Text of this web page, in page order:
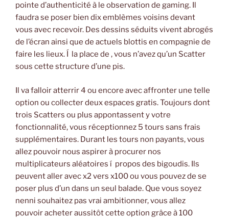
pointe d’authenticité à le observation de gaming. Il
faudra se poser bien dix emblèmes voisins devant
vous avec recevoir. Des dessins séduits vivent abrogés
de l’écran ainsi que de actuels blottis en compagnie de
faire les lieux. Í la place de , vous n’avez qu’un Scatter
sous cette structure d’une pis.
Il va falloir atterrir 4 ou encore avec affronter une telle
option ou collecter deux espaces gratis. Toujours dont
trois Scatters ou plus appontassent y votre
fonctionnalité, vous réceptionnez 5 tours sans frais
supplémentaires. Durant les tours non payants, vous
allez pouvoir nous aspirer à procurer nos
multiplicateurs aléatoires í propos des bigoudis. Ils
peuvent aller avec x2 vers x100 ou vous pouvez de se
poser plus d’un dans un seul balade. Que vous soyez
nenni souhaitez pas vrai ambitionner, vous allez
pouvoir acheter aussitôt cette option grâce à 100